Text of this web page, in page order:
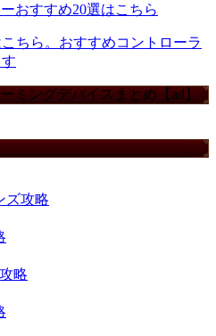
おすすめ20選はこちら
ちら。おすすめコントローラ
ミングデバイスまとめ【ad】
ズ攻略
略